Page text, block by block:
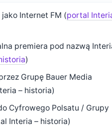
Internet FM (portal
premiera pod nazwą
)
Grupę Bauer Media
– historia)
Cyfrowego Polsatu / Grupy
Interia – historia)